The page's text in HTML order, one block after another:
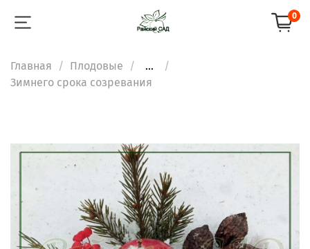
0
Главная Плодовые
...
Зимнего срока созревания